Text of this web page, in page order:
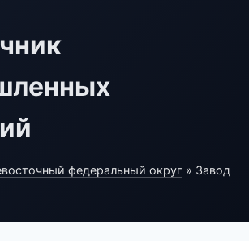
федеральный округ » Завод